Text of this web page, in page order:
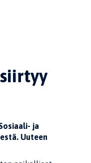
ja
Uuteen